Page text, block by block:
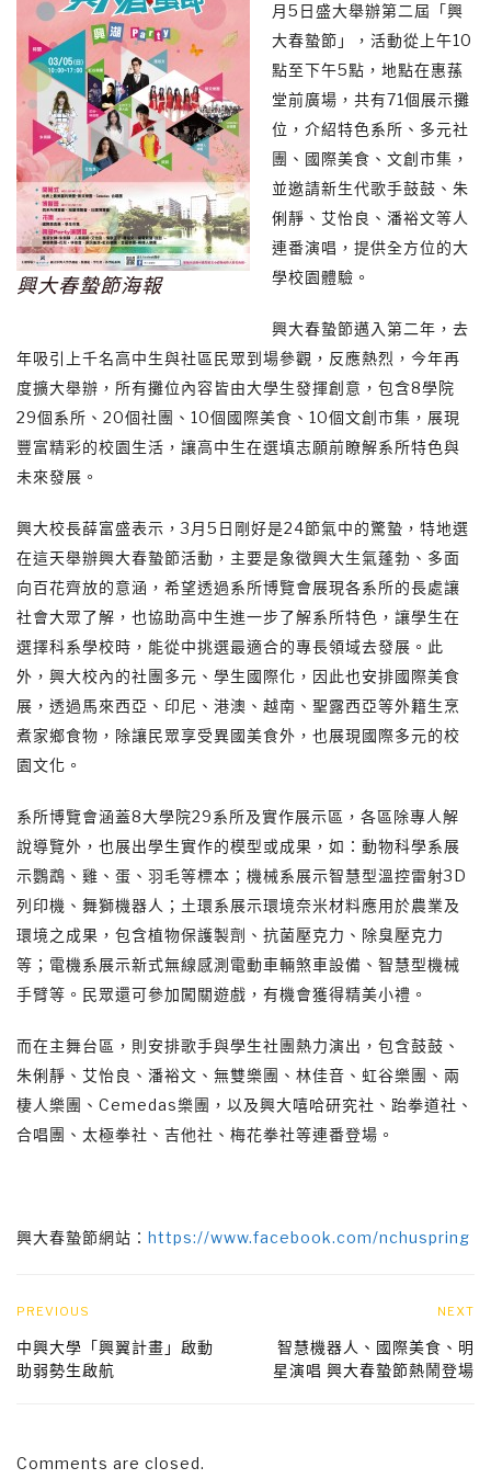
興大春蟄節海報
月5日盛大舉辦第二屆「興
大春蟄節」，活動從上午10
點至下午5點，地點在惠蓀
堂前廣場，共有71個展示攤
位，介紹特色系所、多元社
團、國際美食、文創市集，
並邀請新生代歌手鼓鼓、朱
俐靜、艾怡良、潘裕文等人
連番演唱，提供全方位的大
學校園體驗。
興大春蟄節邁入第二年，去
年吸引上千名高中生與社區民眾到場參觀，反應熱烈，今年再
度擴大舉辦，所有攤位內容皆由大學生發揮創意，包含8學院
29個系所、20個社團、10個國際美食、10個文創市集，展現
豐富精彩的校園生活，讓高中生在選填志願前瞭解系所特色與
未來發展。
興大校長薛富盛表示，3月5日剛好是24節氣中的驚蟄，特地選
在這天舉辦興大春蟄節活動，主要是象徵興大生氣蓬勃、多面
向百花齊放的意涵，希望透過系所博覽會展現各系所的長處讓
社會大眾了解，也協助高中生進一步了解系所特色，讓學生在
選擇科系學校時，能從中挑選最適合的專長領域去發展。此
外，興大校內的社團多元、學生國際化，因此也安排國際美食
展，透過馬來西亞、印尼、港澳、越南、聖露西亞等外籍生烹
煮家鄉食物，除讓民眾享受異國美食外，也展現國際多元的校
園文化。
系所博覽會涵蓋8大學院29系所及實作展示區，各區除專人解
說導覽外，也展出學生實作的模型或成果，如：動物科學系展
示鸚鵡、雞、蛋、羽毛等標本；機械系展示智慧型溫控雷射3D
列印機、舞獅機器人；土環系展示環境奈米材料應用於農業及
環境之成果，包含植物保護製劑、抗菌壓克力、除臭壓克力
等；電機系展示新式無線感測電動車輛煞車設備、智慧型機械
手臂等。民眾還可參加闖關遊戲，有機會獲得精美小禮。
而在主舞台區，則安排歌手與學生社團熱力演出，包含鼓鼓、
朱俐靜、艾怡良、潘裕文、無雙樂團、林佳音、虹谷樂團、兩
棲人樂團、Cemedas樂團，以及興大嘻哈研究社、跆拳道社、
合唱團、太極拳社、吉他社、梅花拳社等連番登場。
興大春蟄節網站： https://www.facebook.com/nchuspring
PREVIOUS
中興大學「興翼計畫」啟動
助弱勢生啟航
NEXT
智慧機器人、國際美食、明
星演唱 興大春蟄節熱鬧登場
Comments are closed.